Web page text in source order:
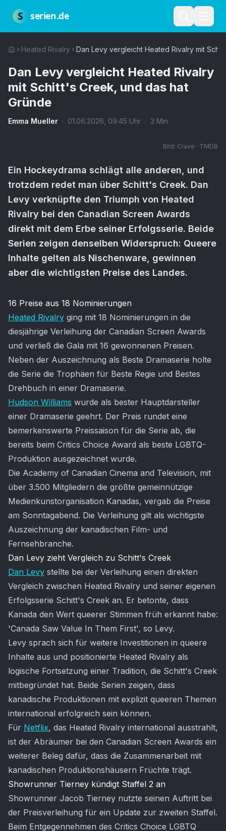
S serien.de
Heated Rivalry Dan Levy vergleicht Heated Rivalry mit
Dan Levy vergleicht Heated Rivalry
mit Schitt's Creek, und das hat
Gründe
Emma Mueller · 01.06.2026 09:45 Uhr · 3 Min
Bild: Crave · TMDB
Ein Hockeydrama schlägt alle anderen, und
trotzdem redet man über Schitt's Creek. Dan
Levy verknüpfte den Triumph von Heated
Rivalry bei den Canadian Screen Awards
direkt mit dem Erbe seiner Erfolgsserie. Beide
Serien zeigen denselben Widerspruch: Queere
Inhalte gelten als Nischenware, gewinnen
aber die wichtigsten Preise des Landes.
Artikel-Inhalt
16 Preise aus 18 Nominierungen
Heated Rivalry ging mit 18 Nominierungen in die
diesjährige Verleihung der Canadian Screen Awards
und verließ die Gala mit 16 gewonnenen Preisen.
Neben der Auszeichnung als Beste Dramaserie holte
die Serie die Trophäen für Beste Regie und Bestes
Drehbuch in einer Dramaserie.
Hudson Williams wurde als bester Hauptdarsteller
einer Dramaserie geehrt. Der Preis rundet eine
bemerkenswerte Preissaison für die Serie ab, die
bereits beim Critics Choice Award als beste LGBTQ-
Produktion ausgezeichnet wurde.
Die Academy of Canadian Cinema and Television, mit
über 3.500 Mitgliedern die größte gemeinnützige
Medienkunstorganisation Kanadas, vergab die Preise
am Sonntagabend. Die Verleihung gilt als wichtigste
Auszeichnung der kanadischen Film- und
Fernsehbranche.
Dan Levy zieht Vergleich zu Schitt's Creek
Dan Levy stellte bei der Verleihung einen direkten
Vergleich zwischen Heated Rivalry und seiner eigenen
Erfolgsserie Schitt's Creek an. Er betonte, dass
Kanada den Wert queerer Stimmen früh erkannt habe:
'Canada Saw Value In Them First', so Levy.
Levy sprach sich für weitere Investitionen in queere
Inhalte aus und positionierte Heated Rivalry als
logische Fortsetzung einer Tradition, die Schitt's Creek
mitbegründet hat. Beide Serien zeigen, dass
kanadische Produktionen mit explizit queeren Themen
international erfolgreich sein können.
Für Netflix, das Heated Rivalry international ausstrahlt,
ist der Abräumer bei den Canadian Screen Awards ein
weiterer Beleg dafür, dass die Zusammenarbeit mit
kanadischen Produktionshäusern Früchte trägt.
Showrunner Tierney kündigt Staffel 2 an
Showrunner Jacob Tierney nutzte seinen Auftritt bei
der Preisverleihung für ein Update zur zweiten Staffel.
Beim Entgegennehmen des Critics Choice LGBTQ
Nutzungsbedingungen